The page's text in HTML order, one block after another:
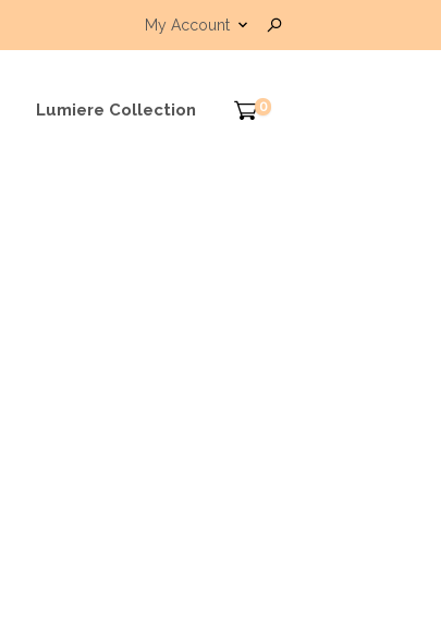
My Account
Lumiere Collection 0